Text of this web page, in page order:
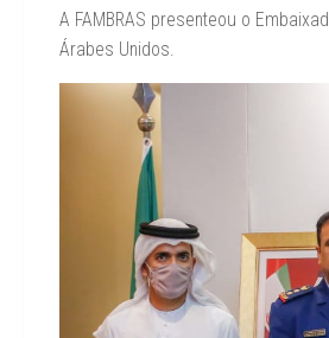
A FAMBRAS presenteou o
Árabes Unidos.